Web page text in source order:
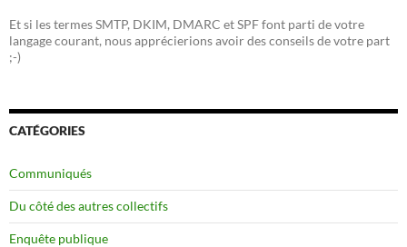
Et si les termes SMTP, DKIM, DMARC et SPF font parti de votre
langage courant, nous apprécierions avoir des conseils de votre part
;-)
CATÉGORIES
Communiqués
Du côté des autres collectifs
Enquête publique